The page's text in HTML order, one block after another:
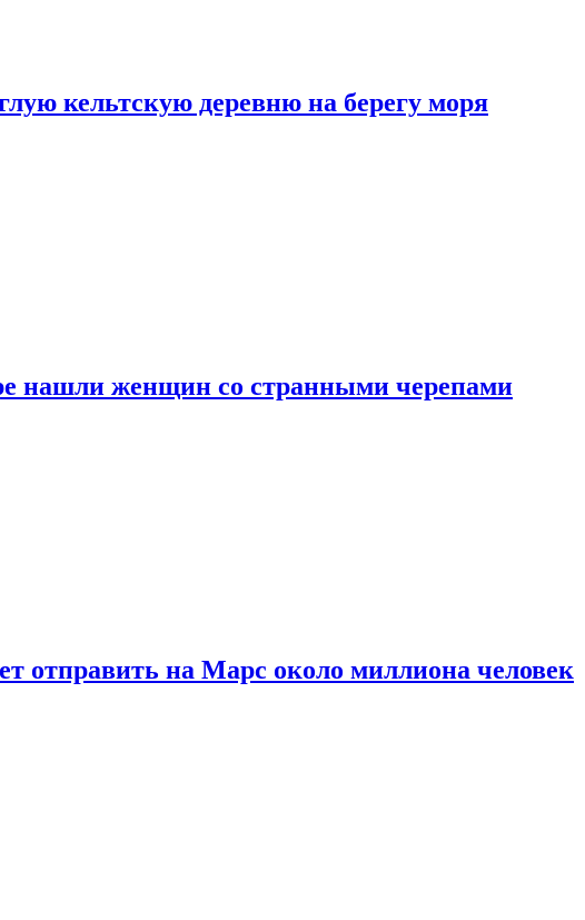
кельтскую деревню на берегу моря
нашли женщин со странными черепами
отправить на Марс около миллиона человек